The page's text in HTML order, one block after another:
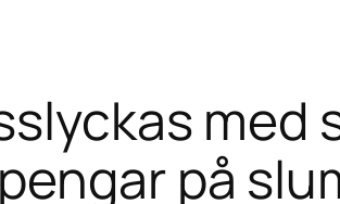
med
på